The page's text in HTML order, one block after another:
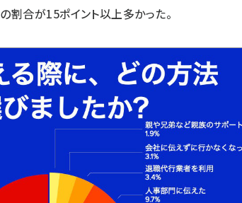
割合が15ポイント以上多かった。